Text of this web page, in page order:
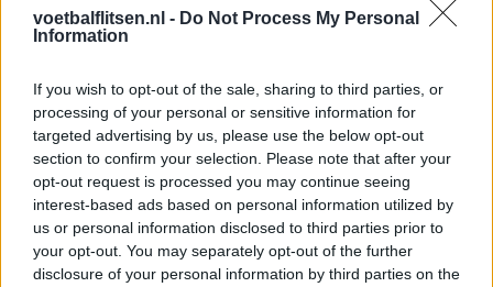
voetbalflitsen.nl - Do Not Process My Personal
Information
If you wish to opt-out of the sale, sharing to third parties, or
processing of your personal or sensitive information for
targeted advertising by us, please use the below opt-out
section to confirm your selection. Please note that after your
opt-out request is processed you may continue seeing
interest-based ads based on personal information utilized by
us or personal information disclosed to third parties prior to
your opt-out. You may separately opt-out of the further
disclosure of your personal information by third parties on the
Fraser begint aan nieuwe uitdaging: oud-
Feyenoorder tekent als bondscoach
Kan Givairo Read de duurste verdediger ooit van
Feyenoord worden? Deze records liggen binnen
bereik
Van Bronckhorst voert druk op: Feyenoord wil op
deze twee posities nog versterken
Feyenoord incasseert miljoenen: transfer Leo
Sauer naar Stuttgart bijna rond